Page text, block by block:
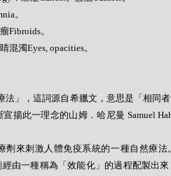
。
Fibroids。
混濁Eyes, opacities。
法」，這詞源自希臘文，意思是「相同
揚此一理念的山姆．哈尼曼 Samuel
劑來刺激人體免疫系統的一種自然療
由一種稱為「效能化」的過程配製出